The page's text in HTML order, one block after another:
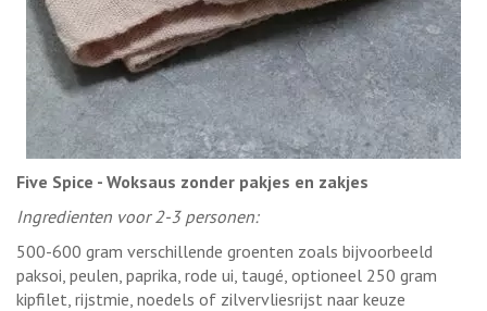
Five Spice - Woksaus zonder pakjes en zakjes
Ingredienten voor 2-3 personen:
500-600 gram verschillende groenten zoals bijvoorbeeld
paksoi, peulen, paprika, rode ui, taugé, optioneel 250 gram
kipfilet, rijstmie, noedels of zilvervliesrijst naar keuze